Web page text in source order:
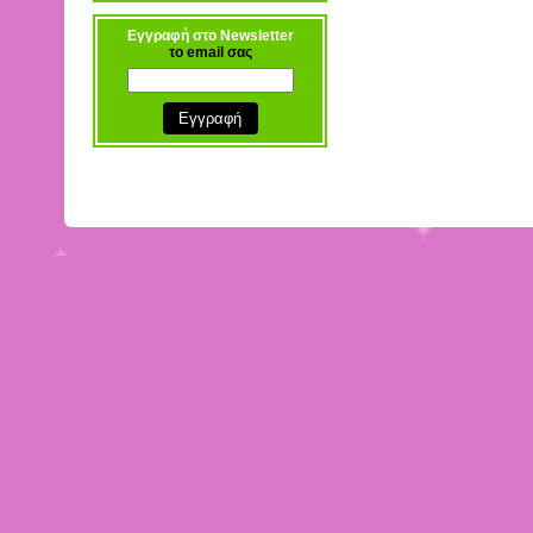
Εγγραφή στο Newsletter
το email σας